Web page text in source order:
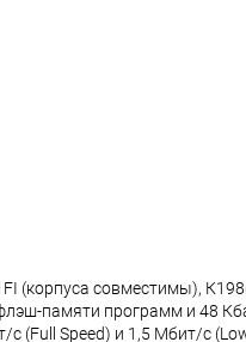
совместимы),
памяти программ и 48
(Full Speed) и 1,5 Мбит/с